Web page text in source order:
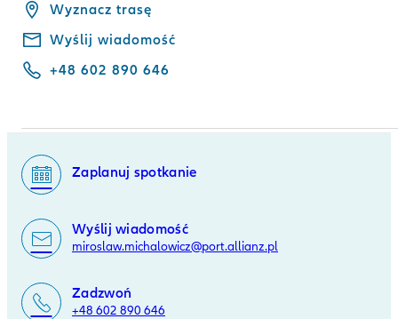
Wyznacz trasę
Wyślij wiadomość
+48 602 890 646
Zaplanuj spotkanie
Wyślij wiadomość
miroslaw.michalowicz@port.allianz.pl
Zadzwoń
+48 602 890 646